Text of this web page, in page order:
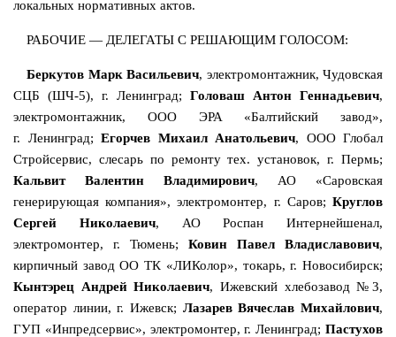
локальных нормативных актов.
РАБОЧИЕ — ДЕЛЕГАТЫ С РЕШАЮЩИМ ГОЛОСОМ:
Беркутов Марк Васильевич, электромонтажник, Чудовская
СЦБ (ШЧ-5), г. Ленинград; Головаш Антон Геннадьевич,
электромонтажник, ООО ЭРА «Балтийский завод»,
г. Ленинград; Егорчев Михаил Анатольевич, ООО Глобал
Стройсервис, слесарь по ремонту тех. установок, г. Пермь;
Кальвит
Валентин Владимирович, АО «Саровская
генерирующая компания», электромонтер, г. Саров; Круглов
Сергей Николаевич, АО Роспан Интернейшенал,
электромонтер, г. Тюмень; Ковин Павел Владиславович,
кирпичный завод ОО ТК «ЛИКолор», токарь, г. Новосибирск;
Кынтэрец Андрей Николаевич, Ижевский хлебозавод №3,
оператор линии, г. Ижевск; Лазарев Вячеслав Михайлович,
ГУП «Инпредсервис», электромонтер, г. Ленинград; Пастухов